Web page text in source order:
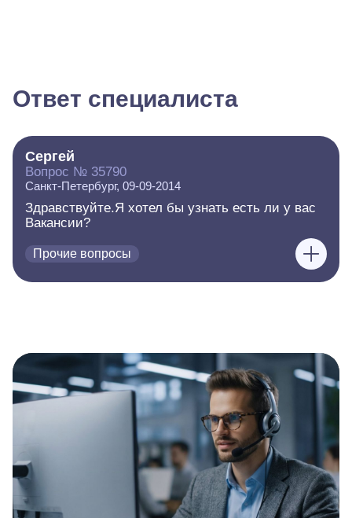
Ответ специалиста
Сергей
Вопрос № 35790
Санкт-Петербург, 09-09-2014
Здравствуйте.Я хотел бы узнать есть ли у вас
Вакансии?
Прочие вопросы